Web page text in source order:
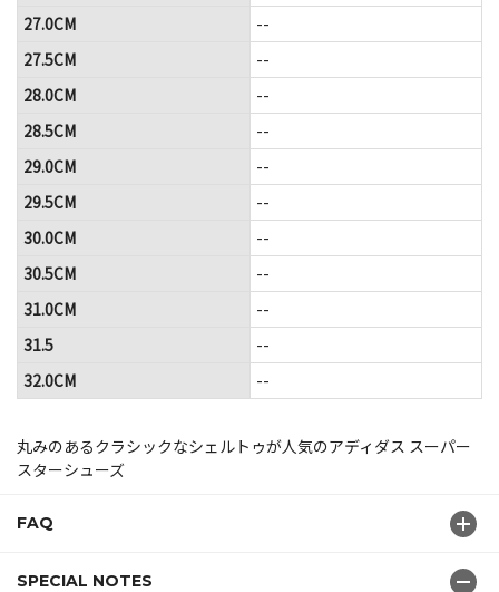
丸みのあるクラシックなシェルトゥが人気のアディダス スーパー
スターシューズ
FAQ
SPECIAL NOTES
27.0CM
--
27.5CM
--
28.0CM
--
28.5CM
--
29.0CM
--
29.5CM
--
30.0CM
--
30.5CM
--
31.0CM
--
31.5
--
32.0CM
--